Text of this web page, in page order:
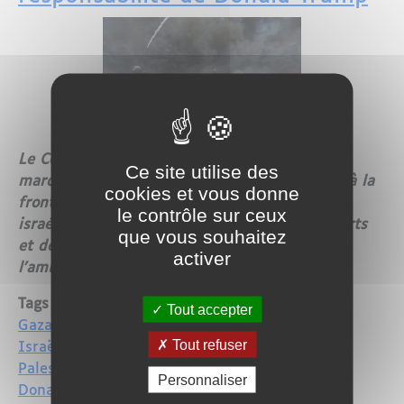
Le Conseil de sécurité de l'ONU doit se réunir
mardi au lendemain de violences meurtrières à la
frontière de la bande de Gaza, où les soldats
israéliens ont tué 55 Palestiniens, lors de heurts
et de manifestations contre l'inauguration de
l'ambassade américaine à Jérusalem.
Tags
Gaza
Israël
Palestine
Donald Trump
Ce site utilise des
cookies et vous donne
le contrôle sur ceux
que vous souhaitez
activer
Tout accepter
Tout refuser
Personnaliser